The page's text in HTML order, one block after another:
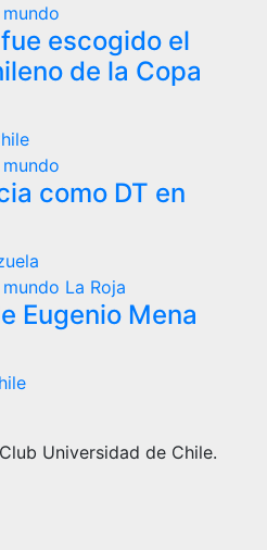
escogido el
de la Copa
como DT en
La Roja
Eugenio Mena
Universidad de Chile.